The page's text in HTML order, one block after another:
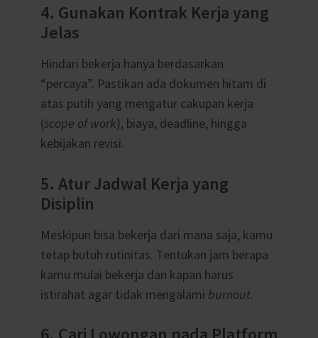
4. Gunakan Kontrak Kerja yang
Jelas
Hindari bekerja hanya berdasarkan
“percaya”. Pastikan ada dokumen hitam di
atas putih yang mengatur cakupan kerja
(scope of work), biaya, deadline, hingga
kebijakan revisi.
5. Atur Jadwal Kerja yang
Disiplin
Meskipun bisa bekerja dari mana saja, kamu
tetap butuh rutinitas. Tentukan jam berapa
kamu mulai bekerja dan kapan harus
istirahat agar tidak mengalami burnout.